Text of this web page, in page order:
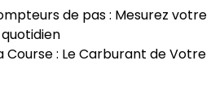
de pas : Mesurez votre
Course : Le Carburant de Votre